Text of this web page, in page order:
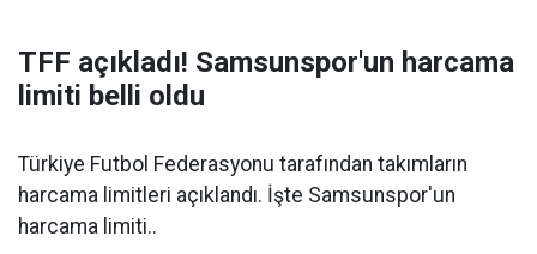
TFF açıkladı! Samsunspor'un harcama
limiti belli oldu
Türkiye Futbol Federasyonu tarafından takımların
harcama limitleri açıklandı. İşte Samsunspor'un
harcama limiti..